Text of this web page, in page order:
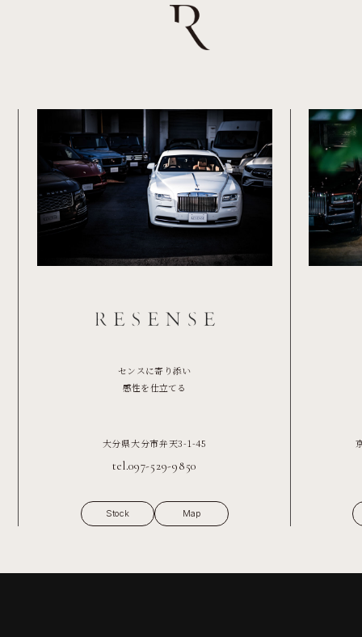
センスに寄り添い
感性を仕立てる
大分県大分市弁天3-1-45
tel.097-529-9850
Stock Map